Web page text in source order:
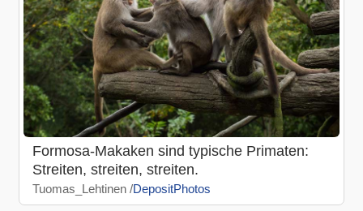
Formosa-Makaken sind typische Primaten:
Streiten, streiten, streiten.
Tuomas_Lehtinen /DepositPhotos